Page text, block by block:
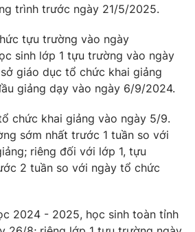
trình trước ngày 21/5/2025.
tựu trường vào ngày
sinh lớp 1 tựu trường vào ngày
giáo dục tổ chức khai giảng
giảng dạy vào ngày 6/9/2024.
chức khai giảng vào ngày 5/9.
sớm nhất trước 1 tuần so với
riêng đối với lớp 1, tựu
2 tuần so với ngày tổ chức
2024 - 2025, học sinh toàn tỉnh